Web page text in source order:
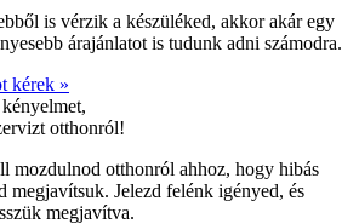
is vérzik a készüléked, akkor akár egy
árajánlatot is tudunk adni számodra.
kérek »
otthonról!
mozdulnod otthonról ahhoz, hogy hibás
megjavítsuk. Jelezd felénk igényed, és
megjavítva.